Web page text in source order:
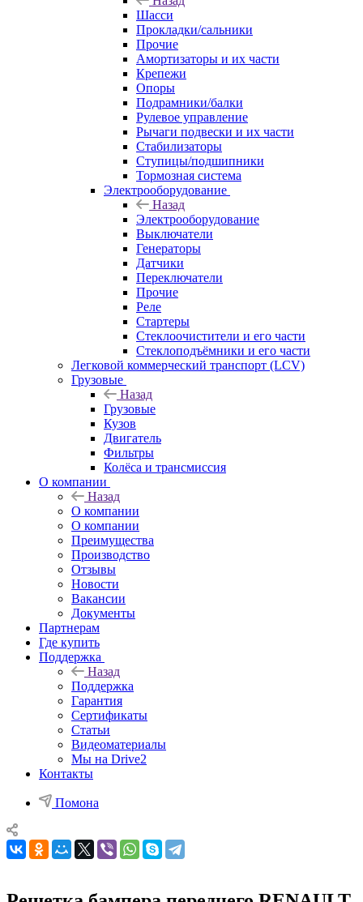
Шасси
Прокладки/сальники
Прочие
Амортизаторы и их части
Крепежи
Опоры
Подрамники/балки
Рулевое управление
Рычаги подвески и их части
Стабилизаторы
Ступицы/подшипники
Тормозная система
Электрооборудование
Назад
Электрооборудование
Выключатели
Генераторы
Датчики
Переключатели
Прочие
Реле
Стартеры
Стеклоочистители и его части
Стеклоподъёмники и его части
Легковой коммерческий транспорт (LCV)
Грузовые
Назад
Грузовые
Кузов
Двигатель
Фильтры
Колёса и трансмиссия
О компании
Назад
О компании
О компании
Преимущества
Производство
Отзывы
Новости
Вакансии
Документы
Партнерам
Где купить
Поддержка
Назад
Поддержка
Гарантия
Сертификаты
Статьи
Видеоматериалы
Мы на Drive2
Контакты
Помона